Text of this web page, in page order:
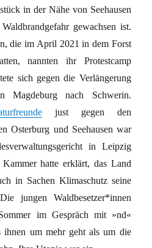
in der Nähe von Seehausen
gewachsen ist.
die im April 2021 in dem Forst
nannten ihr Protestcamp
sich gegen die Verlängerung
Magdeburg nach Schwerin.
just gegen den
Osterburg und Seehausen war
in Leipzig
hatte erklärt, das Land
in Sachen Klimaschutz seine
jungen Waldbesetzer*innen
im Gespräch mit »nd«
ihnen um mehr geht als um die